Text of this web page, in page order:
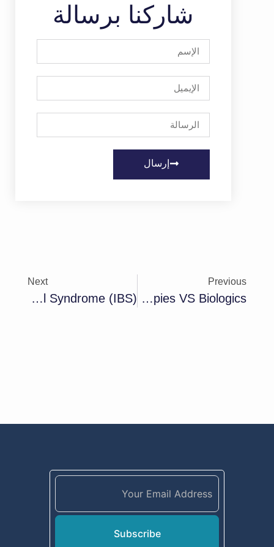
شاركنا برسالة
إرسال
Previous
IBD Treatment Options: Conventional Therapies VS Biologics
Next
What Is The Difference Between Inflammatory Bowel Disease (IBD) And Irritable Bowel Syndrome (IBS)?
Subscribe